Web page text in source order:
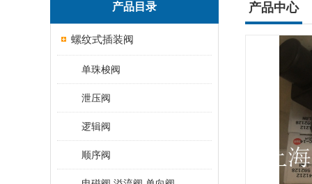
产品目录
螺纹式插装阀
单珠梭阀
泄压阀
逻辑阀
顺序阀
产品中心